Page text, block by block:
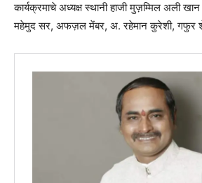
कार्यक्रमाचे अध्यक्ष स्थानी हाजी मुज़म्मिल अली
महेमुद सर, अफज़ल मेंबर, अ. रहेमान कुरेशी, गफुर